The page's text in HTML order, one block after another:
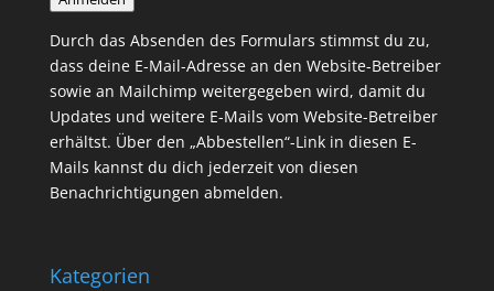
Durch das Absenden des Formulars stimmst du zu,
dass deine E-Mail-Adresse an den Website-Betreiber
sowie an Mailchimp weitergegeben wird, damit du
Updates und weitere E-Mails vom Website-Betreiber
erhältst. Über den „Abbestellen“-Link in diesen E-
Mails kannst du dich jederzeit von diesen
Benachrichtigungen abmelden.
Kategorien